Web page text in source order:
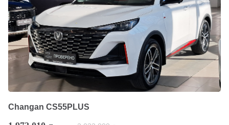
Changan CS55PLUS